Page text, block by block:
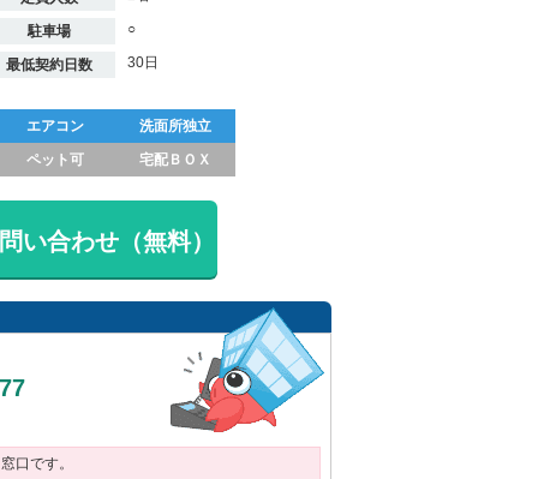
駐車場 ○
最低契約日数 30日
エアコン
洗面所独立
ペット可
宅配ＢＯＸ
い合わせ（無料）
口です。